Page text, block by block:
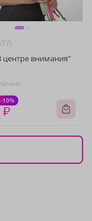
центре внимания"
-10%
₽